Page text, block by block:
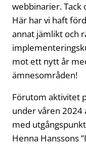
webbinarier. Tack
Här har vi haft
annat jämlikt och
mot ett nytt år
ämnesområden!
Förutom aktivitet
under våren 2024
med
Henna Hanssons